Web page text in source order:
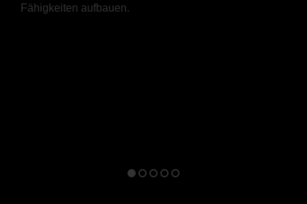
Fähigkeiten aufbauen.
GoGoGoGoGo